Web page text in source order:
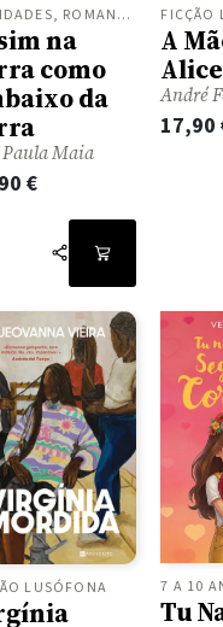
NOVIDADES, ROMANCES
na
como
da
Maia
€
A
Alice
André
17,90
LUSÓFONA 7 A 10
Tu